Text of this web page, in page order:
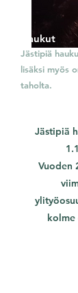
Haukut
Jästipiä
lisäksi myös
taholta.
Jästipiä
Vuoden
kolme